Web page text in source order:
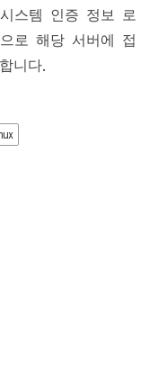
스템 인증 정보 로
로 해당 서버에 접
니다.